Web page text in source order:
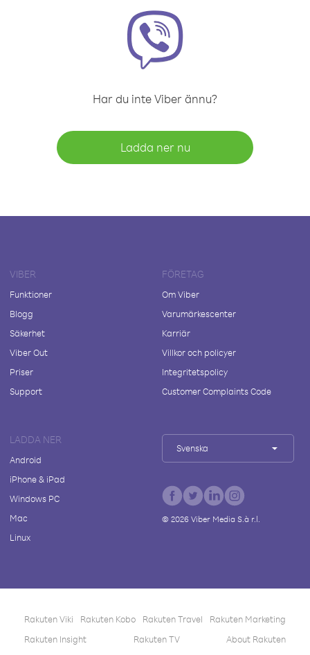
Har du inte Viber ännu?
Ladda ner nu
VIBER
Funktioner
Blogg
Säkerhet
Viber Out
Priser
Support
FÖRETAG
Om Viber
Varumärkescenter
Karriär
Villkor och policyer
Integritetspolicy
Customer Complaints Code
LADDA NER
Android
iPhone & iPad
Windows PC
Mac
Linux
Svenska
© 2026Viber Media S.à r.l.
Rakuten Viki Rakuten Kobo Rakuten Travel
Rakuten Marketing
Rakuten Insight
Rakuten TV About Rakuten